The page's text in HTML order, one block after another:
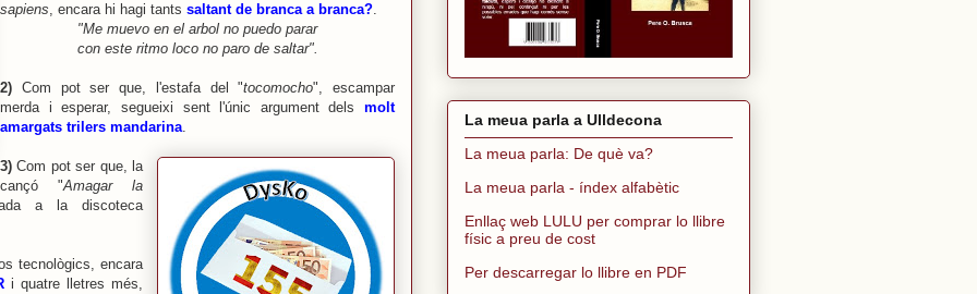
sapiens, encara hi hagi tants saltant de branca a branca?.
"Me muevo en el arbol no puedo parar
con este ritmo loco no paro de saltar".
2) Com pot ser que, l'estafa del "tocomocho", escampar
merda i esperar, segueixi sent l'únic argument dels molt
amargats trilers mandarina.
3) Com pot ser que, la
cançó "Amagar la
a la discoteca
tecnològics, encara
i quatre lletres més,
La meua parla a Ulldecona
La meua parla: De què va?
La meua parla - índex alfabètic
Enllaç web LULU per comprar lo llibre
físic a preu de cost
Per descarregar lo llibre en PDF